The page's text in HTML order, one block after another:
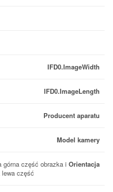
IFD0.ImageWidth
IFD0.ImageLength
Producent aparatu
Model kamery
Orientacja
górna część obrazka i
część